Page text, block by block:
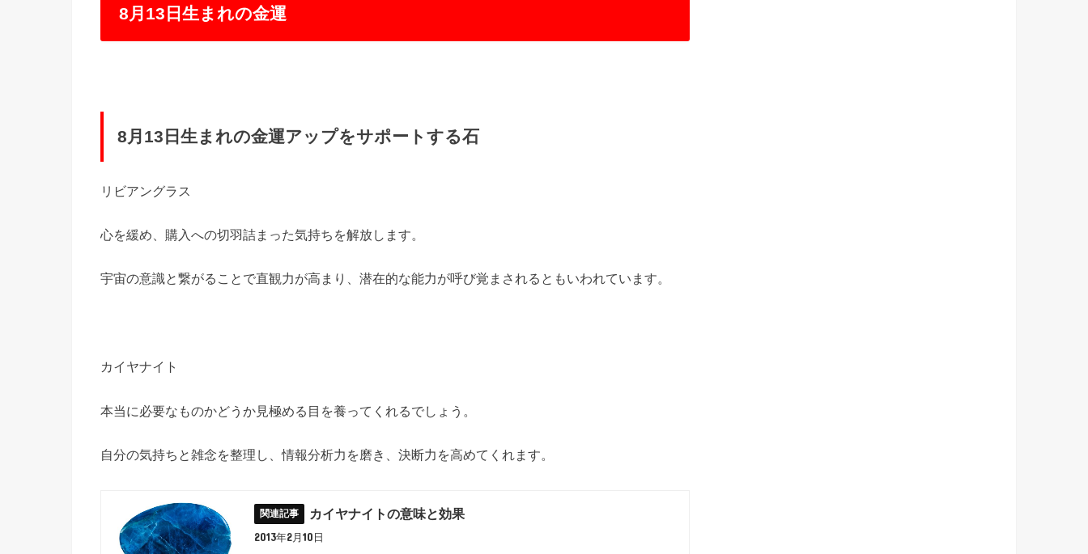
8月13日生まれの金運
8月13日生まれの金運アップをサポートする石
リビアングラス
心を緩め、購入への切羽詰まった気持ちを解放します。
宇宙の意識と繋がることで直観力が高まり、潜在的な能力が呼び覚まされるともいわれています。
カイヤナイト
本当に必要なものかどうか見極める目を養ってくれるでしょう。
自分の気持ちと雑念を整理し、情報分析力を磨き、決断力を高めてくれます。
カイヤナイトの意味と効果
2013年2月10日